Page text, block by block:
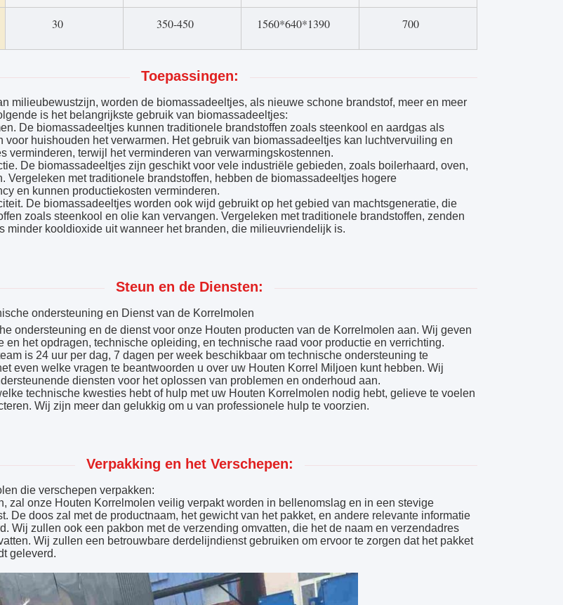
30 350-450 1560*640*1390 700
Toepassingen:
milieubewustzijn, worden de biomassadeeltjes, als nieuwe schone brandstof, meer en meer
is het belangrijkste gebruik van biomassadeeltjes:
De biomassadeeltjes kunnen traditionele brandstoffen zoals steenkool en aardgas als
voor huishouden het verwarmen. Het gebruik van biomassadeeltjes kan luchtvervuiling en
verminderen, terwijl het verminderen van verwarmingskostennen.
De biomassadeeltjes zijn geschikt voor vele industriële gebieden, zoals boilerhaard, oven,
Vergeleken met traditionele brandstoffen, hebben de biomassadeeltjes hogere
en kunnen productiekosten verminderen.
De biomassadeeltjes worden ook wijd gebruikt op het gebied van machtsgeneratie, die
zoals steenkool en olie kan vervangen. Vergeleken met traditionele brandstoffen, zenden
minder kooldioxide uit wanneer het branden, die milieuvriendelijk is.
Steun en de Diensten:
ondersteuning en Dienst van de Korrelmolen
ondersteuning en de dienst voor onze Houten producten van de Korrelmolen aan. Wij geven
en het opdragen, technische opleiding, en technische raad voor productie en verrichting.
is 24 uur per dag, 7 dagen per week beschikbaar om technische ondersteuning te
even welke vragen te beantwoorden u over uw Houten Korrel Miljoen kunt hebben. Wij
diensten voor het oplossen van problemen en onderhoud aan.
technische kwesties hebt of hulp met uw Houten Korrelmolen nodig hebt, gelieve te voelen
Wij zijn meer dan gelukkig om u van professionele hulp te voorzien.
Verpakking en het Verschepen:
die verschepen verpakken:
zal onze Houten Korrelmolen veilig verpakt worden in bellenomslag en in een stevige
De doos zal met de productnaam, het gewicht van het pakket, en andere relevante informatie
Wij zullen ook een pakbon met de verzending omvatten, die het de naam en verzendadres
Wij zullen een betrouwbare derdelijndienst gebruiken om ervoor te zorgen dat het pakket
geleverd.